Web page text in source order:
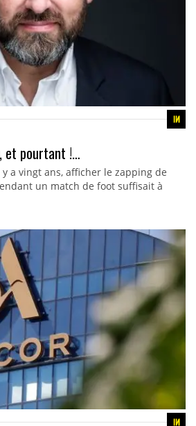
et pourtant !…
a vingt ans, afficher le zapping de
un match de foot suffisait à